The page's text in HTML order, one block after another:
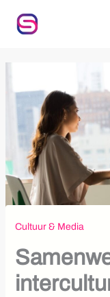
naar
Cultuur & Media
o
e